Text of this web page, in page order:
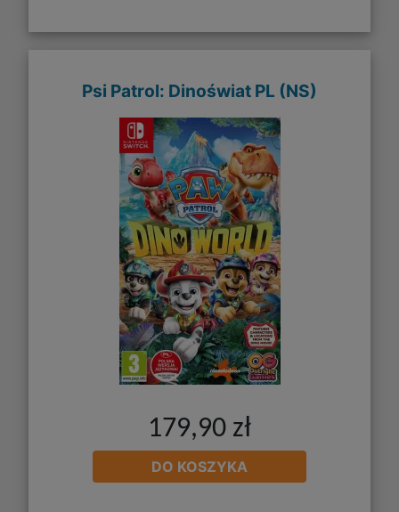
Psi Patrol: Dinoświat PL (NS)
179,90 zł
DO KOSZYKA